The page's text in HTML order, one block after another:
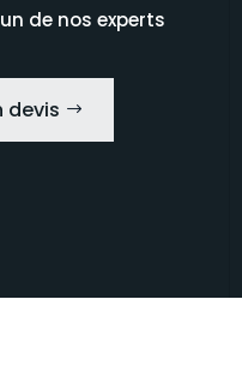
de nos experts
devis